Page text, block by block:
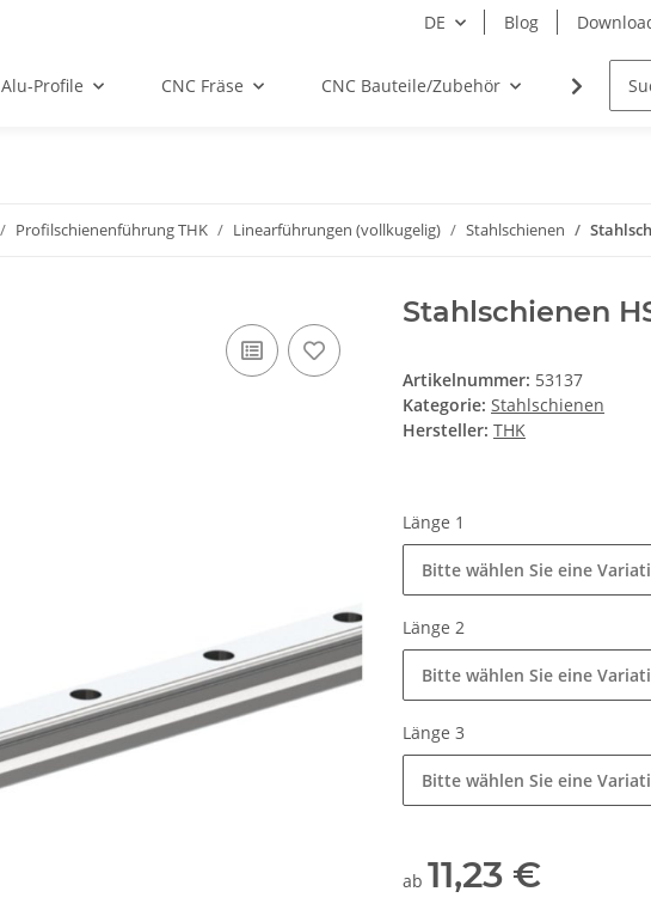
DE Blog
Alu-Profile CNC Fräse CNC Bauteile/Zubehör Elektro
Profilschienenführung THK Linearführungen (vollkugelig) Stahlschienen
Stahlschienen
Artikelnummer: 53137
Kategorie: Stahlschienen
Hersteller: THK
Länge 1
Bitte wählen Sie eine
Länge 2
Bitte wählen Sie eine
Länge 3
Bitte wählen Sie eine
ab 11,23 €